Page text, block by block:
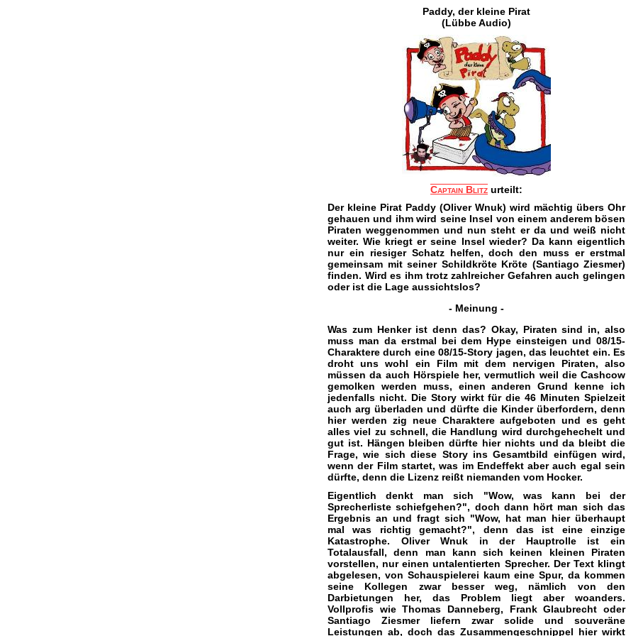
Paddy, der kleine Pirat
(Lübbe Audio)
Captain Blitz urteilt:
Der kleine Pirat Paddy (Oliver Wnuk) wird mächtig übers Ohr
gehauen und ihm wird seine Insel von einem anderem bösen
Piraten weggenommen und nun steht er da und weiß nicht
weiter. Wie kriegt er seine Insel wieder? Da kann eigentlich
nur ein riesiger Schatz helfen, doch den muss er erstmal
gemeinsam mit seiner Schildkröte Kröte (Santiago Ziesmer)
finden. Wird es ihm trotz zahlreicher Gefahren auch gelingen
oder ist die Lage aussichtslos?
- Meinung -
Was zum Henker ist denn das? Okay, Piraten sind in, also
muss man da erstmal bei dem Hype einsteigen und 08/15-
Charaktere durch eine 08/15-Story jagen, das leuchtet ein. Es
droht uns wohl ein Film mit dem nervigen Piraten, also
müssen da auch Hörspiele her, vermutlich weil die Cashcow
gemolken werden muss, einen anderen Grund kenne ich
jedenfalls nicht. Die Story wirkt für die 46 Minuten Spielzeit
auch arg überladen und dürfte die Kinder überfordern, denn
hier werden zig neue Charaktere aufgeboten und es geht
alles viel zu schnell, die Handlung wird durchgehechelt und
gut ist. Hängen bleiben dürfte hier nichts und da bleibt die
Frage, wie sich diese Story ins Gesamtbild einfügen wird,
wenn der Film startet, was im Endeffekt aber auch egal sein
dürfte, denn die Lizenz reißt niemanden vom Hocker.
Eigentlich denkt man sich "Wow, was kann bei der
Sprecherliste schiefgehen?", doch dann hört man sich das
Ergebnis an und fragt sich "Wow, hat man hier überhaupt
mal was richtig gemacht?", denn das ist eine einzige
Katastrophe. Oliver Wnuk in der Hauptrolle ist ein
Totalausfall, denn man kann sich keinen kleinen Piraten
vorstellen, nur einen untalentierten Sprecher. Der Text klingt
abgelesen, von Schauspielerei kaum eine Spur, da kommen
seine Kollegen zwar besser weg, nämlich von den
Darbietungen her, das Problem liegt aber woanders.
Vollprofis wie Thomas Danneberg, Frank Glaubrecht oder
Santiago Ziesmer liefern zwar solide und souveräne
Leistungen ab, doch das Zusammengeschnippel hier wirkt